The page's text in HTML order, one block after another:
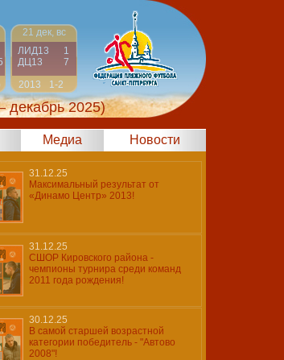
21 дек, вс
ЛИД13
1
ДЦ13
7
2013
1-2
декабрь 2025)
Медиа Новости
31.12.25
Максимальный результат от
«Динамо Центр» 2013!
31.12.25
СШОР Кировского района -
чемпионы турнира среди команд
2011 года рождения!
30.12.25
В самой старшей возрастной
категории победитель - "Автово
2008"!